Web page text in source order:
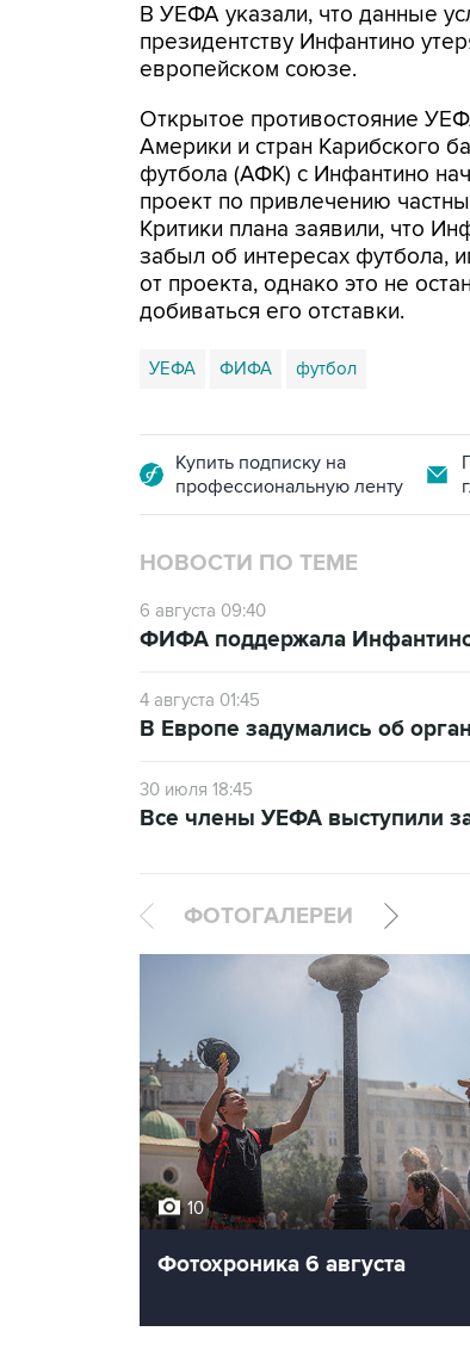
В УЕФА указали, что данные
президентству Инфантино
европейском союзе.
Открытое противостояние
Америки и стран Карибского
футбола (АФК) с Инфантино
проект по привлечению
Критики плана заявили, что
забыл об интересах футбола,
от проекта, однако это не
добиваться его отставки.
УЕФА ФИФА футбол
Купить подписку на
профессиональную ленту
НОВОСТИ ПО ТЕМЕ
6 августа 09:40
ФИФА поддержала Инфантино
4 августа 01:45
В Европе задумались об
30 июля 18:45
Все члены УЕФА выступили
ФОТОГАЛЕРЕИ
10
Фотохроника 6 августа